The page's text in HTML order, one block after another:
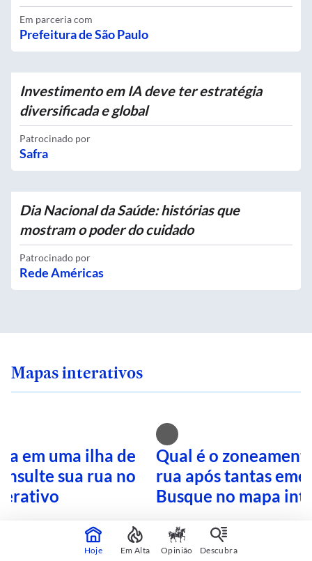
Em parceria com
Prefeitura de São Paulo
Investimento em IA deve ter estratégia
diversificada e global
Patrocinado por
Safra
Dia Nacional da Saúde: histórias que
mostram o poder do cuidado
Patrocinado por
Rede Américas
Mapas interativos
em uma ilha de
sua rua no
Qual é o
rua após tantas
Busque no mapa
Hoje Em Alta Opinião Descubra